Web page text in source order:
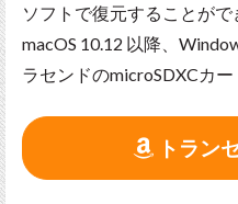
ソフトで復元することがで
macOS 10.12 以降、
ラセンドのmicroSDXCカー
トラン